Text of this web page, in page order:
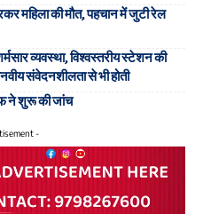
महिला की मौत, पहचान में जुटी रेल
व्यवस्था, विश्वस्तरीय स्टेशन की
संवेदनशीलता से भी होती
ने शुरू की जांच
-